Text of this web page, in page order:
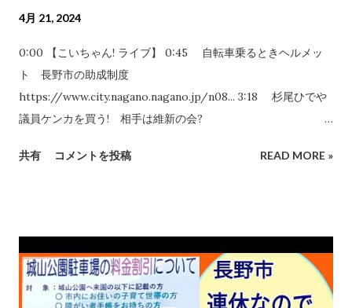
4月 21, 2024
0:00 【こいちゃん! ライブ】 0:45 自転車乗るときヘルメッ
ト 長野市の助成制度
https://www.city.nagano.nagano.jp/n08... 3:18 杉尾ひでや
議員ケンカを買う! 相手は維新の会?
長野市がスポーツ施設予約システムを更新
に波紋 公園潰し工事から1年 青木島遊園地
/ 1781639860132143183
https://ssp.kaigiroku.net/tenant/naga...
共有 コメントを投稿 READ MORE »